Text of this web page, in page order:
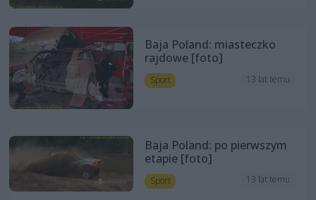
Baja Poland: miasteczko
rajdowe [foto]
Sport 13 lat temu
Baja Poland: po pierwszym
etapie [foto]
Sport 13 lat temu